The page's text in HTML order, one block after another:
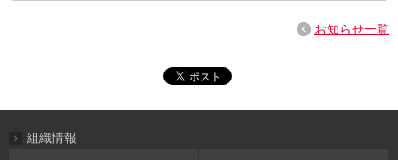
お知らせ一覧
組織情報